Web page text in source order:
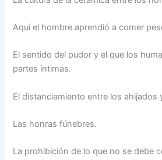
Aquí el hombre aprendió a comer
El sentido del pudor y el que los
partes íntimas.
El distanciamiento entre los ahijados
Las honras fúnebres.
La prohibición de lo que no se debe